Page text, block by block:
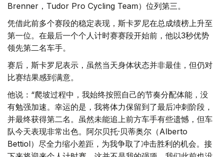
Brenner，Tudor Pro Cycling Team）位列第三。
凭借此前多个赛段的稳定表现，斯卡罗尼在总成绩榜上升至
第一位。在最后一个个人计时赛赛段开始前，他以3秒优势
领先第二名车手。
赛后，斯卡罗尼表示，虽然当天身体状态并非最佳，但仍对
比赛结果感到满意。
他说：“爬坡过程中，我始终按照自己的节奏分配体能，没
有勉强加速。幸运的是，我将体力保留到了最后冲刺阶段，
并最终获得第二名。虽然未能追上前方车手有些遗憾，但车
队今天表现非常出色。阿尔贝托·贝蒂奥尔（Alberto
Bettiol）尽全力缩小差距，为我争取了冲击胜利的机会。接